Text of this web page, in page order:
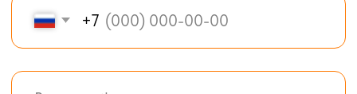
© BOX-MODUL24.RU 2025